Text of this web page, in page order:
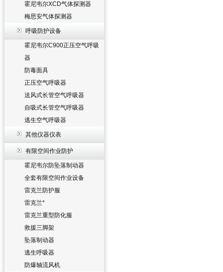
霍尼韦尔XCD气体探测器
梅思安气体探测器
呼吸防护设备
霍尼韦尔C900正压空气呼吸
器
防毒面具
正压空气呼吸器
送风式长管空气呼吸器
自吸式长管空气呼吸器
逃生空气呼吸器
其他仪器仪表
有限空间作业防护
霍尼韦尔防坠落制动器
全套有限空间作业设备
雷克兰防护服
雷克兰*
雷克兰重型防化服
救援三脚架
坠落制动器
逃生呼吸器
防爆轴流风机